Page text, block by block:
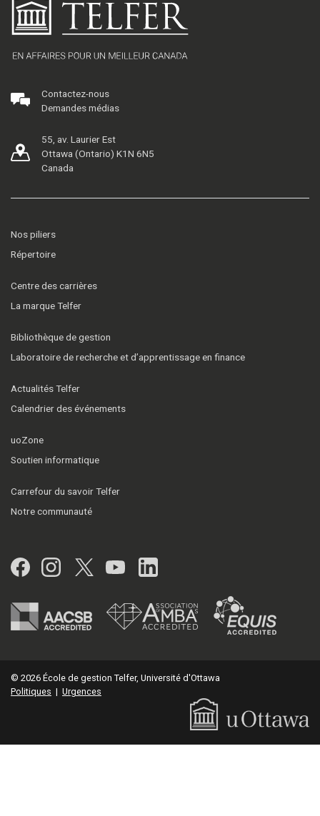
Contactez-nous
Demandes médias
55, av. Laurier Est
Ottawa (Ontario) K1N 6N5
Canada
Nos piliers
Répertoire
Centre des carrières
La marque Telfer
Bibliothèque de gestion
Laboratoire de recherche et d’apprentissage en finance
Actualités Telfer
Calendrier des événements
uoZone
Soutien informatique
Carrefour du savoir Telfer
Notre communauté
Facebook
Instagram
Twitter
YouTubeLinkedIn
© 2026 École de gestion Telfer, Université d'Ottawa
Politiques | Urgences